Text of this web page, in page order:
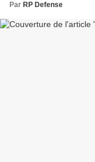
Par RP Defense